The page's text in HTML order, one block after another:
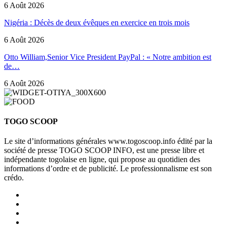
6 Août 2026
Nigéria : Décès de deux évêques en exercice en trois mois
6 Août 2026
Otto William,Senior Vice President PayPal : « Notre ambition est
de…
6 Août 2026
TOGO SCOOP
Le site d’informations générales www.togoscoop.info édité par la
société de presse TOGO SCOOP INFO, est une presse libre et
indépendante togolaise en ligne, qui propose au quotidien des
informations d’ordre et de publicité. Le professionnalisme est son
crédo.